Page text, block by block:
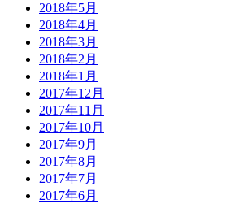
2018年5月
2018年4月
2018年3月
2018年2月
2018年1月
2017年12月
2017年11月
2017年10月
2017年9月
2017年8月
2017年7月
2017年6月